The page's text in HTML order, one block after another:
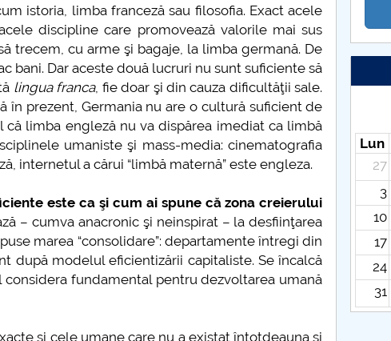
istoria, limba franceză sau filosofia. Exact acele
discipline care promovează valorile mai sus
trecem, cu arme şi bagaje, la limba germană. De
bani. Dar aceste două lucruri nu sunt suficiente să
lingua franca, fie doar şi din cauza dificultăţii sale.
prezent, Germania nu are o cultură suficient de
limba engleză nu va dispărea imediat ca limbă
umaniste şi mass-media: cinematografia
internetul a cărui “limbă maternă” este engleza.
este ca şi cum ai spune că zona creierului
– cumva anacronic şi neinspirat – la desfiinţarea
marea “consolidare”: departamente întregi din
după modelul eficientizării capitaliste. Se încalcă
fundamental pentru dezvoltarea umană
şi cele umane care nu a existat întotdeauna şi
Lun
27
3
10
17
24
31